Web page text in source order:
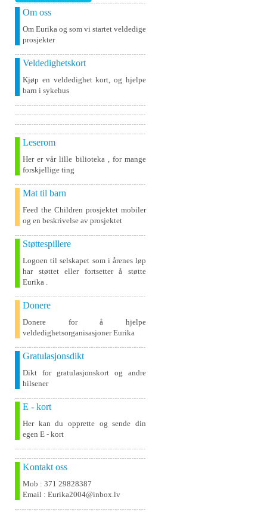
Om oss
Om Eurika og som vi startet veldedige
prosjekter
Veldedighetskort
Kjøp en veldedighet kort, og hjelpe
barn i sykehus
Leserom
Her er vår lille bilioteka , for mange
forskjellige ting
Mat til barn
Feed the Children prosjektet mobiler
og en beskrivelse av prosjektet
Støttespillere
Logoen til selskapet som i årenes løp
har støttet eller fortsetter å støtte
Eurika .
Donere
Donere for å hjelpe
veldedighetsorganisasjoner Eurika
Gratulasjonsdikt
Dikt for gratulasjonskort og andre
hilsener
E - kort
Her kan du opprette og sende din
egen E - kort
Kontakt oss
Mob : 371 29828387
Email : Eurika2004@inbox.lv